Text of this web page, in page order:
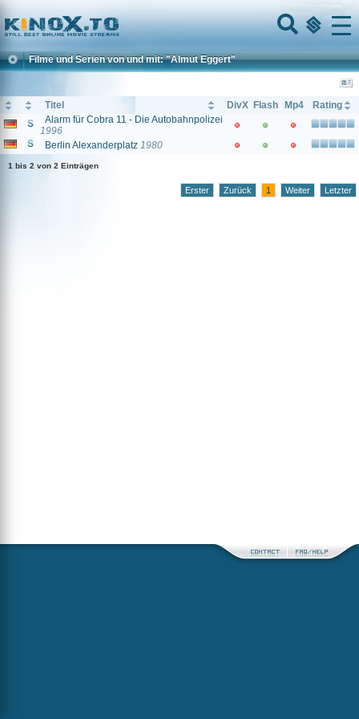
Home
Menu
Filme und Serien von und mit: "Almut Eggert"
Titel DivX Flash Mp4
Rating
Alarm für Cobra 11 - Die Autobahnpolizei
1996
Berlin Alexanderplatz 1980
1 bis 2 von 2 Einträgen
Erster Zurück 1 Weiter Letzter